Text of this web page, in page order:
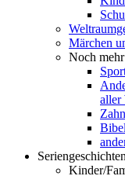
Märchen
Noch
aller
Seriengeschichten
Kinder/